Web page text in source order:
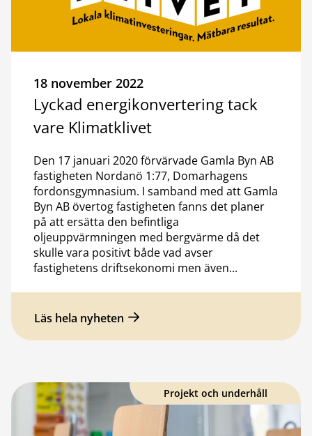
18 november 2022
Lyckad energikonvertering tack
vare Klimatklivet
Den 17 januari 2020 förvärvade Gamla Byn AB
fastigheten Nordanö 1:77, Domarhagens
fordonsgymnasium. I samband med att Gamla
Byn AB övertog fastigheten fanns det planer
på att ersätta den befintliga
oljeuppvärmningen med bergvärme då det
skulle vara positivt både vad avser
fastighetens driftsekonomi men även...
Läs hela nyheten
Projekt och underhåll